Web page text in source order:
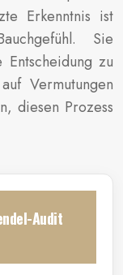
Erkenntnis ist
Sie
zu
Vermutungen
diesen Prozess
Audit